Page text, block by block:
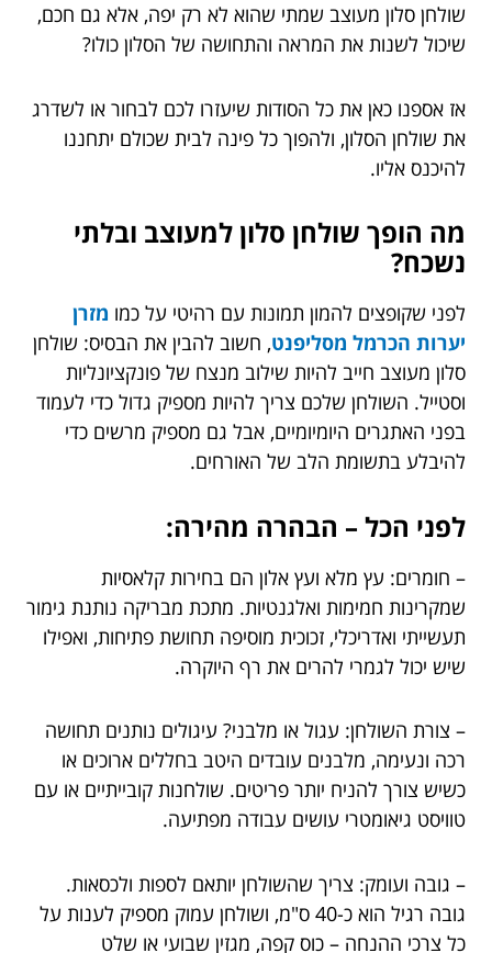
שולחן סלון מעוצב שמתי שהוא לא רק יפה, אלא גם חכם,
שיכול לשנות את המראה והתחושה של הסלון כולו?
אז אספנו כאן את כל הסודות שיעזרו לכם לבחור או לשדרג
את שולחן הסלון, ולהפוך כל פינה לבית שכולם יתחננו
להיכנס אליו.
מה הופך שולחן סלון למעוצב ובלתי
נשכח?
לפני שקופצים להמון תמונות עם רהיטי על כמו מזרן
יערות הכרמל מסליפנט, חשוב להבין את הבסיס: שולחן
סלון מעוצב חייב להיות שילוב מנצח של פונקציונליות
וסטייל. השולחן שלכם צריך להיות מספיק גדול כדי לעמוד
בפני האתגרים היומיומיים, אבל גם מספיק מרשים כדי
להיבלע בתשומת הלב של האורחים.
לפני הכל – הבהרה מהירה:
– חומרים: עץ מלא ועץ אלון הם בחירות קלאסיות
שמקרינות חמימות ואלגנטיות. מתכת מבריקה נותנת גימור
תעשייתי ואדריכלי, זכוכית מוסיפה תחושת פתיחות, ואפילו
שיש יכול לגמרי להרים את רף היוקרה.
– צורת השולחן: עגול או מלבני? עיגולים נותנים תחושה
רכה ונעימה, מלבנים עובדים היטב בחללים ארוכים או
כשיש צורך להניח יותר פריטים. שולחנות קובייתיים או עם
טוויסט גיאומטרי עושים עבודה מפתיעה.
– גובה ועומק: צריך שהשולחן יותאם לספות ולכסאות.
גובה רגיל הוא כ-40 ס"מ, ושולחן עמוק מספיק לענות על
כל צרכי ההנחה – כוס קפה, מגזין שבועי או שלט